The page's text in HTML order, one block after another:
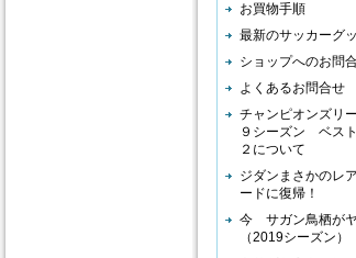
お買物手順
最新のサッカーグ
ショップへのお問
よくあるお問合せ
チャンピオンズリ
９シーズン ベス
２について
ジダンまさかのレ
ードに復帰！
今 サガン鳥栖がヤ
（2019シーズン）